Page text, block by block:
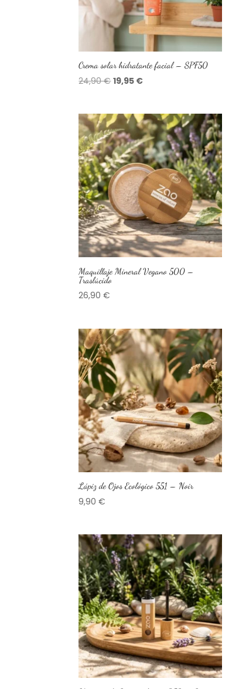
Crema solar hidratante facial – SPF50
24,90€El
era:
24,90 €.
19,95 €El
es:
19,95 €.
Maquillaje Mineral Vegano 500 –
Traslúcido
26,90€
Lápiz de Ojos Ecológico 551 – Noir
9,90€